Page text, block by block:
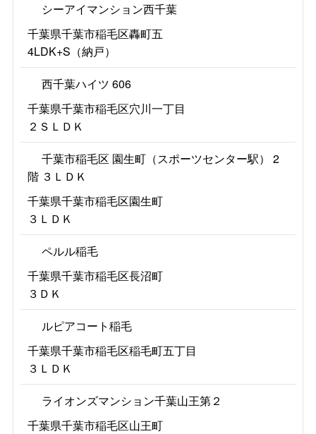
シーアイマンション西千葉
千葉県千葉市稲毛区轟町五
4LDK+S（納戸）
西千葉ハイツ 606
千葉県千葉市稲毛区穴川一丁目
２ＳＬＤＫ
千葉市稲毛区 園生町（スポーツセンター駅） 2
階 ３ＬＤＫ
千葉県千葉市稲毛区園生町
３ＬＤＫ
ペルル稲毛
千葉県千葉市稲毛区長沼町
３ＤＫ
ルピアコート稲毛
千葉県千葉市稲毛区稲毛町五丁目
３ＬＤＫ
ライオンズマンション千葉山王第２
千葉県千葉市稲毛区山王町